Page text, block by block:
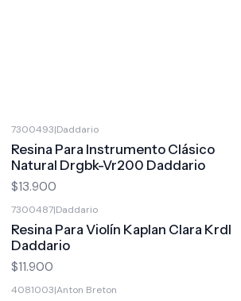
7300493|Daddario
Resina Para Instrumento Clásico
Natural Drgbk-Vr200 Daddario
$13.900
7300487|Daddario
Resina Para Violín Kaplan Clara Krdl
Daddario
$11.900
4081003|Anton Breton